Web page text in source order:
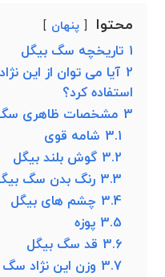
محتوا پنهان
1 تاریخچه سگ بیگل
2 آیا می توان از این
استفاده کرد؟
3 مشخصات ظاهری
3.1 شامه قوی
3.2 گوش بلند بیگل
3.3 رنگ بدن سگ
3.4 چشم های بیگل
3.5 پوزه
3.6 قد سگ بیگل
3.7 وزن این نژاد